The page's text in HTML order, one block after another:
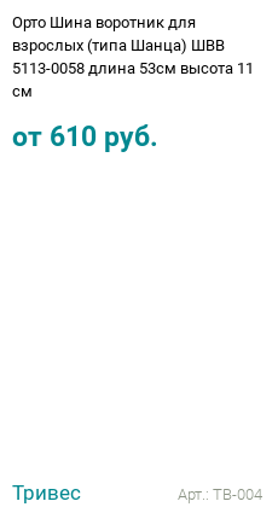
Орто Шина воротник для
взрослых (типа Шанца) ШВВ
5113-0058 длина 53см высота 11
см
от 610 руб.
Тривес Арт.: ТВ-004